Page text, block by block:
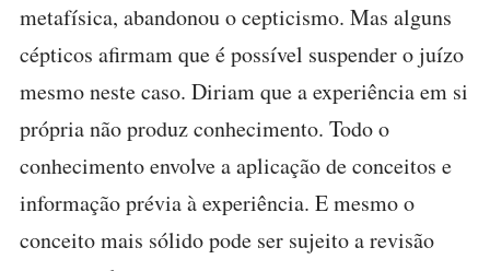
metafísica, abandonou o cepticismo. Mas alguns
cépticos afirmam que é possível suspender o juízo
mesmo neste caso. Diriam que a experiência em si
própria não produz conhecimento. Todo o
conhecimento envolve a aplicação de conceitos e
informação prévia à experiência. E mesmo o
conceito mais sólido pode ser sujeito a revisão